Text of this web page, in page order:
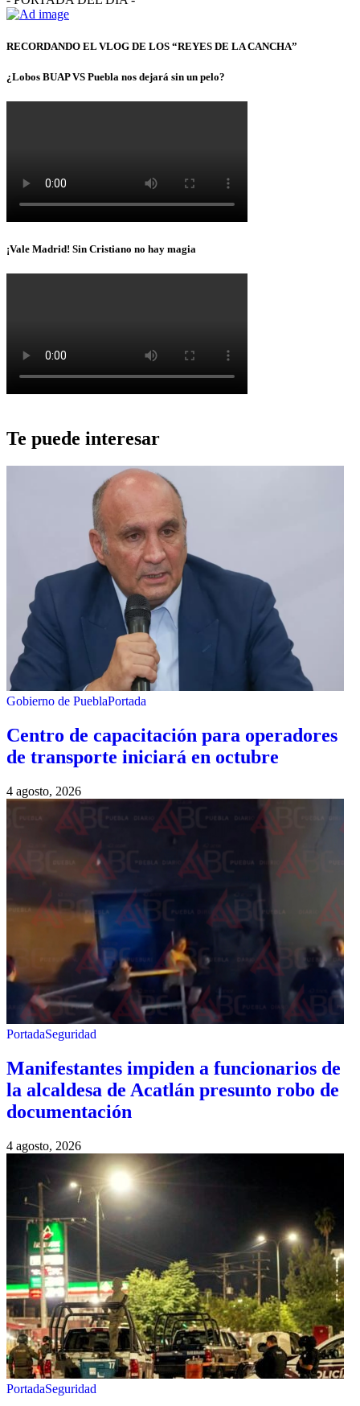
RECORDANDO EL VLOG DE LOS “REYES DE LA CANCHA”
¿Lobos BUAP VS Puebla nos dejará sin un pelo?
¡Vale Madrid! Sin Cristiano no hay magia
Te puede interesar
Gobierno de PueblaPortada
Centro de capacitación para operadores
de transporte iniciará en octubre
4 agosto, 2026
PortadaSeguridad
Manifestantes impiden a funcionarios de
la alcaldesa de Acatlán presunto robo de
documentación
4 agosto, 2026
PortadaSeguridad